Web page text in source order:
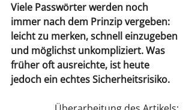
Viele Passwörter werden noch
immer nach dem Prinzip vergeben:
leicht zu merken, schnell einzugeben
und möglichst unkompliziert. Was
früher oft ausreichte, ist heute
jedoch ein echtes Sicherheitsrisiko.